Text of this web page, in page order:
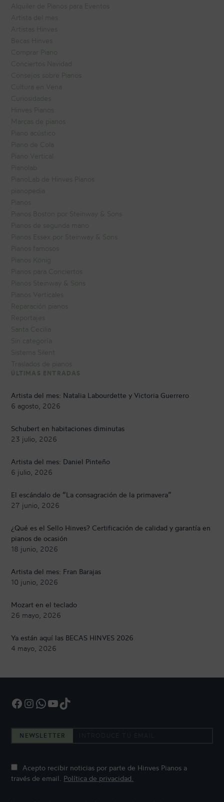
Alquiler de Pianos para Eventos
Artista del mes
Artistas Hinves
Becas Hinves
Comprar Piano
Conciertos Navidad
Consejos sobre Pianos
Cultura en Vena
Curiosidades
Hinves Pianos
Marcas de pianos
Piano acústico
Piano de Cola
Piano Vertical
Pianolab
PianoLab de Hinves Pianos
pianopedia
Pianos
Pianos Boston por Steinway & Sons
Pianos de segunda mano
Pianos Essex por Steinway & Sons
Pianos famosos
Pianos König
Pianos para Conciertos
Pianos Steinway & Sons
Pianos Verticales
Reparación pianos
Reportajes
Santa Cecilia
Sin categoría
Sistema Silent
Traslados de pianos
ÚLTIMAS ENTRADAS
Artista del mes: Natalia Labourdette y Victoria Guerrero
6 agosto, 2026
Schubert en habitaciones diminutas
23 julio, 2026
Artista del mes: Daniel Pinteño
6 julio, 2026
El escándalo de “La consagración de la primavera”
27 junio, 2026
¿Qué es el Sello Hinves? Certificación de calidad y garantía en
pianos de ocasión
18 junio, 2026
Artista del mes: Fran Barajas
10 junio, 2026
Mozart en el teclado
26 mayo, 2026
Ya están aquí las BECAS HINVES 2026
4 mayo, 2026
Facebook InstagramWhatsApp YouTube TikTok
NEWSLETTER
Acepto recibir noticias por parte de Hinves Pianos a
través de email. Política de privacidad.